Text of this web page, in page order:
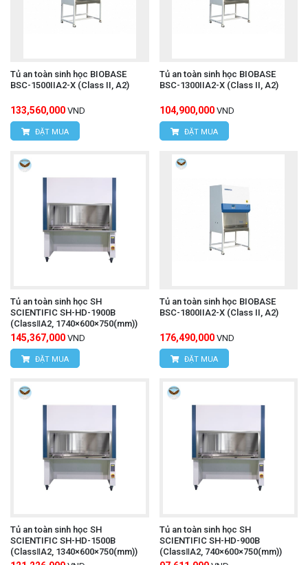
Tủ an toàn sinh học BIOBASE
BSC-1500IIA2-X (Class II, A2)
133,560,000 VND
ĐẶT MUA
Tủ an toàn sinh học BIOBASE
BSC-1300IIA2-X (Class II, A2)
104,900,000 VND
ĐẶT MUA
Tủ an toàn sinh học SH
SCIENTIFIC SH-HD-1900B
(ClassⅡA2, 1740×600×750(mm))
145,367,000 VND
ĐẶT MUA
Tủ an toàn sinh học BIOBASE
BSC-1800IIA2-X (Class II, A2)
176,490,000 VND
ĐẶT MUA
Tủ an toàn sinh học SH
SCIENTIFIC SH-HD-1500B
(ClassⅡA2, 1340×600×750(mm))
Tủ an toàn sinh học SH
SCIENTIFIC SH-HD-900B
(ClassⅡA2, 740×600×750(mm))